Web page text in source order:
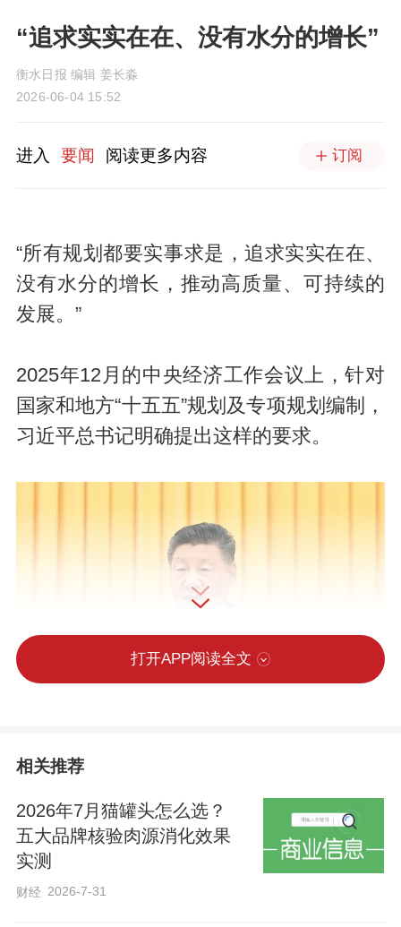
“追求实实在在、没有水分的增长”
衡水日报 编辑 姜长淼
2026-06-04 15:52
进入 要闻 阅读更多内容 订阅
“所有规划都要实事求是，追求实实在在、
没有水分的增长，推动高质量、可持续的
发展。”
2025年12月的中央经济工作会议上，针对
国家和地方“十五五”规划及专项规划编制，
习近平总书记明确提出这样的要求。
2025年12月10日至11日，中央经济工作会议在北京举行。习近平出席会议并
发表重要讲话。新华社记者 燕雁 摄
追求实实在在、没有水分的增长，“实”为关
打开APP阅读全文
相关推荐
2026年7月猫罐头怎么选？
五大品牌核验肉源消化效果
实测
财经 2026-7-31